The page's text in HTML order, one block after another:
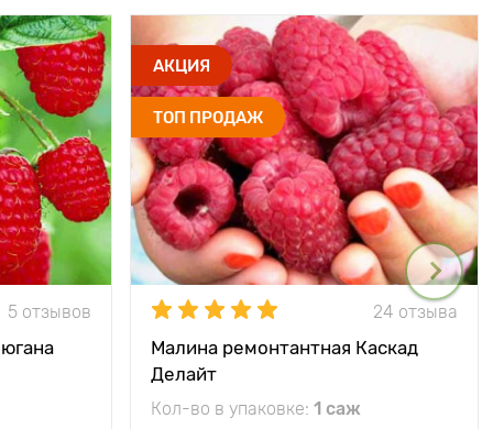
5 отзывов
АКЦИЯ
ТОП ПРОДАЖ
24 отзыва
Малина ремонтантная Каскад
Делайт
Кол-во в упаковке: 1 саж